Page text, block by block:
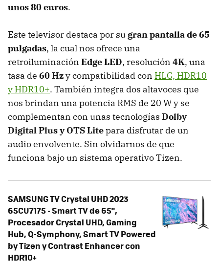
unos 80 euros.
Este televisor destaca por su gran pantalla de 65
pulgadas, la cual nos ofrece una
retroiluminación Edge LED, resolución 4K, una
tasa de 60 Hzy compatibilidad con HLG, HDR10
y HDR10+. También integra dos altavoces que
nos brindan una potencia RMS de 20 W y se
complementan con unas tecnologías Dolby
Digital Plus y OTS Litepara disfrutar de un
audio envolvente. Sin olvidarnos de que
funciona bajo un sistema operativo Tizen.
SAMSUNG TV Crystal UHD 2023
65CU7175 - Smart TV de 65",
Procesador Crystal UHD, Gaming
Hub, Q-Symphony, Smart TV Powered
by Tizen y Contrast Enhancer con
HDR10+